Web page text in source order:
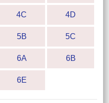
4C 4D
5B 5C
6A 6B
6E